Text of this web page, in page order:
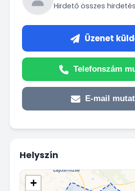
Hirdető összes
Üzenet
Telefonszám
E-mail
Helyszín
+